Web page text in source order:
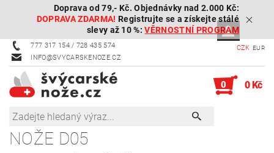
Doprava od 79,- Kč. Objednávky nad 2.000 Kč:
DOPRAVA ZDARMA! Registrujte se a získejte stálé
slevy až 10 %:VĚRNOSTNÍ PROGRAM
777 317 154 / 728 435 574
INFO@SVYCARSKENOZE.CZ
CZK EUR
0 0 Kč
NOŽE D05